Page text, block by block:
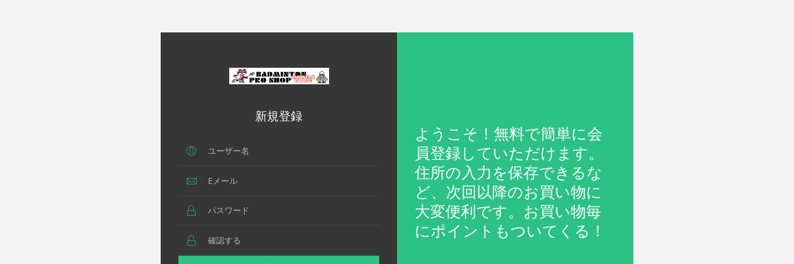
新規登録
ようこそ！無料で簡単に会
員登録していただけます。
住所の入力を保存できるな
ど、次回以降のお買い物に
大変便利です。お買い物毎
にポイントもついてくる！